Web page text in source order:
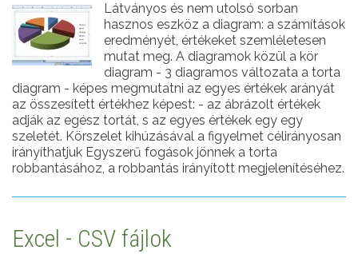
Látványos és nem utolsó sorban
hasznos eszköz a diagram: a számítások
eredményét, értékeket szemléletesen
mutat meg. A diagramok közül a kör
diagram - 3 diagramos változata a torta
diagram - képes megmutatni az egyes értékek arányát
az összesített értékhez képest: - az ábrázolt értékek
adják az egész tortát, s az egyes értékek egy egy
szeletét. Körszelet kihúzásával a figyelmet célirányosan
irányíthatjuk Egyszerű fogások jönnek a torta
robbantásához, a robbantás irányított megjelenítéséhez.
Excel - CSV fájlok